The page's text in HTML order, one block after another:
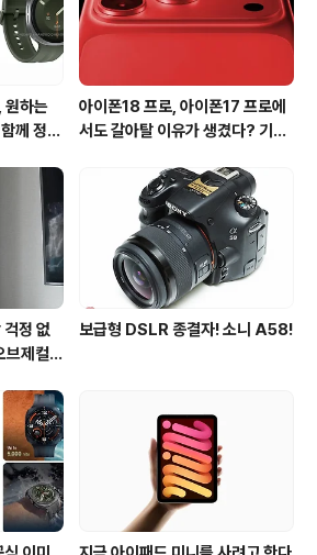
원하는
께 정해
아이폰18 프로, 아이폰17 프로에
서도 갈아탈 이유가 생겼다? 기대
걱정 없
제컬렉
보급형 DSLR 종결자! 소니 A58!